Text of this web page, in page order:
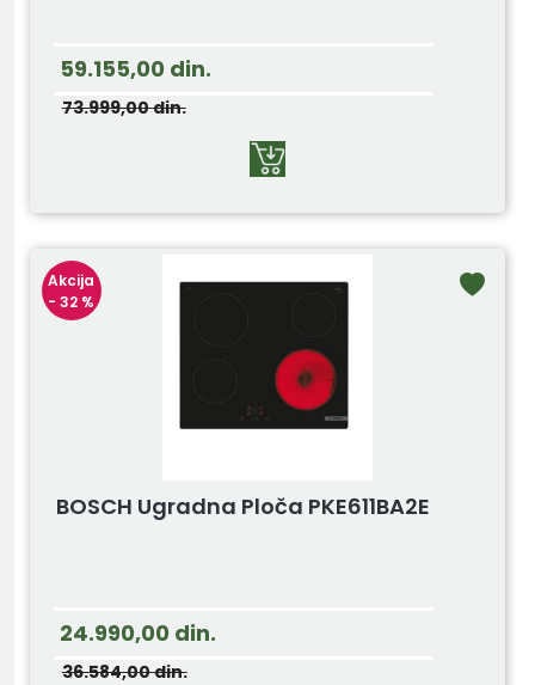
59.155,00 din.
73.999,00din.
Akcija
- 32 %
BOSCH Ugradna Ploča PKE611BA2E
24.990,00 din.
36.584,00din.